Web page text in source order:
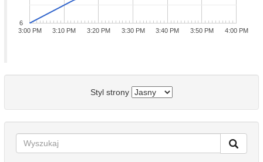
3:00 PM 3:10 PM 3:20 PM 3:30 PM 3:40 PM 3:50 PM 4:00 PM
6
Styl strony